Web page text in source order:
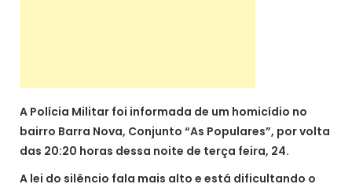
A Polícia Militar foi informada de um homicídio no
bairro Barra Nova, Conjunto “As Populares”, por volta
das 20:20 horas dessa noite de terça feira, 24.
A lei do silêncio fala mais alto e está dificultando o